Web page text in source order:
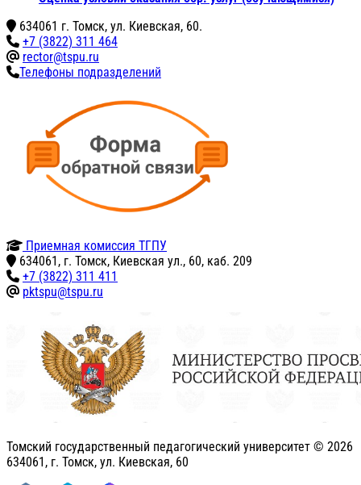
634061 г. Томск, ул. Киевская, 60.
+7 (3822) 311 464
rector@tspu.ru
Телефоны подразделений
Приемная комиссия ТГПУ
634061, г. Томск, Киевская ул., 60, каб. 209
+7 (3822) 311 411
pktspu@tspu.ru
Томский государственный педагогический университет © 2026
634061, г. Томск, ул. Киевская, 60